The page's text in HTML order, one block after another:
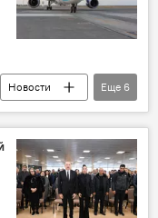
Новости
Еще 6